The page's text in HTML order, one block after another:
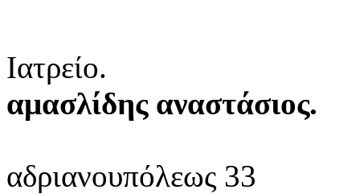
Ιατρείο.
αμασλίδης αναστάσιος.
αδριανουπόλεως 33